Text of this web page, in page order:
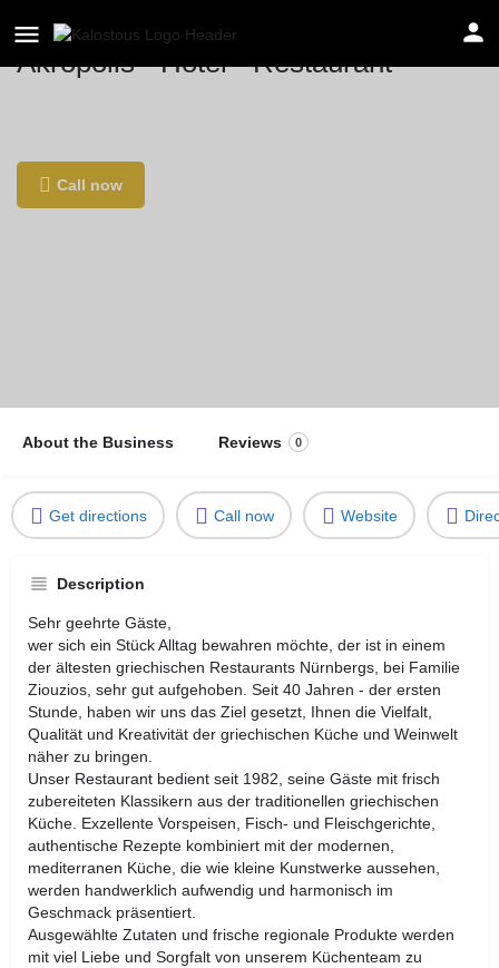
Akropolis • Hotel • Restaurant
Call now
About the Business Reviews 0
Get directions Call now Website
Description
Sehr geehrte Gäste,
wer sich ein Stück Alltag bewahren möchte, der ist in einem
der ältesten griechischen Restaurants Nürnbergs, bei Familie
Ziouzios, sehr gut aufgehoben. Seit 40 Jahren - der ersten
Stunde, haben wir uns das Ziel gesetzt, Ihnen die Vielfalt,
Qualität und Kreativität der griechischen Küche und Weinwelt
näher zu bringen.
Unser Restaurant bedient seit 1982, seine Gäste mit frisch
zubereiteten Klassikern aus der traditionellen griechischen
Küche. Exzellente Vorspeisen, Fisch- und Fleischgerichte,
authentische Rezepte kombiniert mit der modernen,
mediterranen Küche, die wie kleine Kunstwerke aussehen,
werden handwerklich aufwendig und harmonisch im
Geschmack präsentiert.
Ausgewählte Zutaten und frische regionale Produkte werden
mit viel Liebe und Sorgfalt von unserem Küchenteam zu